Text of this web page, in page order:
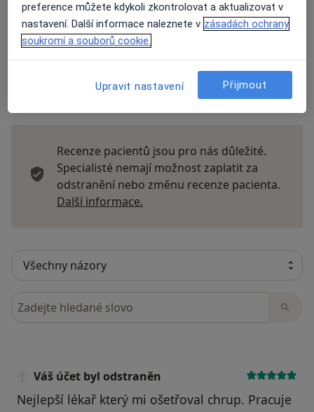
Názory
Přidejte svůj názor
Recenze pacientů jsou pro nás důležité.
Specialisté nemají možnost zaplatit za
odstranění nebo změnu recenze pacienta.
Další informace.
Hledejte v názorech
Váš účet byl odstraněn
Nejlepší lékař který mi ošetřoval chrup. Pracuje
preference můžete kdykoli zkontrolovat a aktualizovat v
nastavení. Další informace naleznete v zásadách ochrany
soukromí a souborů cookie.
Upravit nastavení Přijmout